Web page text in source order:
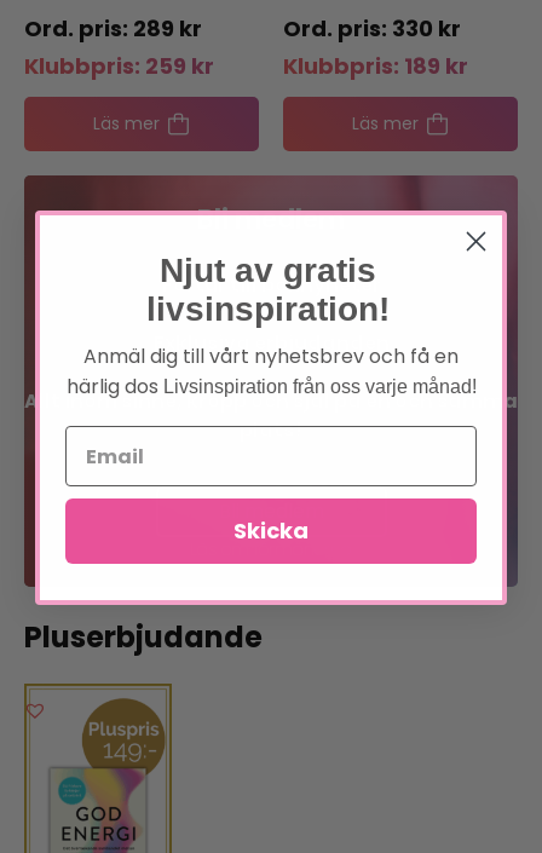
289 kr
Klubbpris: 259 kr
Läs mer
330 kr
Klubbpris: 189 kr
Läs mer
Bli medlem
Förtur till boknyheter
Exklusiva erbjudanden
Allt inom sinne, kropp och själ på en och samma
plats!
Pluserbjudande
Njut av gratis
livsinspiration!
Anmäl dig till vårt nyhetsbrev och få en
härlig dos Livsinspiration från oss varje månad!
Skicka